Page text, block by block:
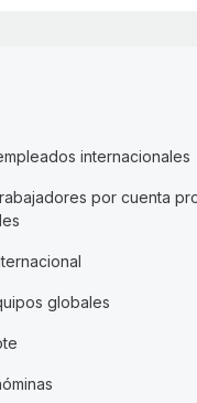
internacionales
por cuenta
globales